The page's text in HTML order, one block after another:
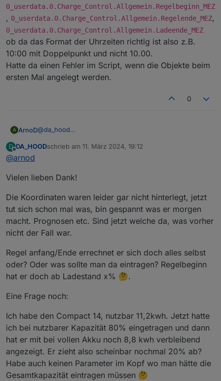
0_userdata.0.Charge_Control.Allgemein.Regelbeginn_MEZ
, 0_userdata.0.Charge_Control.Allgemein.Regelende_MEZ,
0_userdata.0.Charge_Control.Allgemein.Ladeende_MEZ
ob da das Format der Uhrzeiten richtig ist also z.B.
10:00 mit Doppelpunkt und nicht 10.00.
Hatte da einen Fehler im Script, wenn die Objekte beim
ersten Mal angelegt werden.
0
A ArnoD@da_hood
nicht gelesen werden können. Kontrolliere mal die
verwenden“ aktiviert hast, die Systemeinstellungen vom
Prüfe bitte auch mal die Werte
0_userdata.0.Charge_Control.Allgemein.Regel
beginn_MEZ
ende_MEZ,
0_userdata.0.Charge_Control.Allgemein.Ladee
nde_MEZ
ob da das Format der Uhrzeiten richtig ist also z.B. 10:00
mit Doppelpunkt und nicht 10.00.
Hatte da einen Fehler im Script, wenn die Objekte beim
ersten Mal angelegt werden.
D
Offline
DA_HOODschrieb am 11. März 2024, 19:12
zuletzt editiert von
@arnod
Vielen lieben Dank!
Die Koordinaten waren leider gar nicht hinterlegt, jetzt
tut sich schon mal was, bin gespannt was er morgen
macht. Prognosen etc. Sind jetzt welche da, was vorher
nicht der Fall war.
Regel anfang/Ende errechnet er sich doch alles selbst
oder? Oder was sollte man da eintragen? Regelbeginn
hat er doch ab Ladestand x% 🤔.
Eine Frage noch:
Ich habe den Compact 14, nutzbar 11,2kwh. Jetzt hatte
ich bei nutzbarer Kapazität 80% eingetragen und dann
hat er mit bei vollen Akku noch 8,8 kwh verbleibend
angezeigt. Er zieht also scheinbar nochmal 20% ab?
Habe auch keinen Parameter im Kopf wo man hätte die
Gesamtkapazität eintragen müssen 🤔